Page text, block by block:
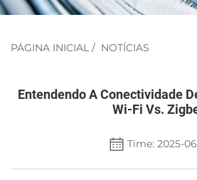
PÁGINA INICIAL / NOTÍCIAS
Entendendo A Conectividade
Wi-Fi Vs.
Time: 2025-